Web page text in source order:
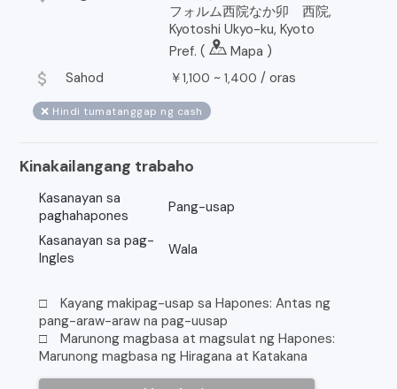
フォルム西院なか卯 西院,
Kyotoshi Ukyo-ku, Kyoto
Pref. (
Mapa )
attach_money Sahod ￥1,100 ~ 1,400 / oras
❌ Hindi tumatanggap ng cash
Kinakailangang trabaho
Kasanayan sa
paghahapones
Pang-usap
Kasanayan sa pag-
Ingles
Wala
□ Kayang makipag-usap sa Hapones: Antas ng
pang-araw-araw na pag-uusap
□ Marunong magbasa at magsulat ng Hapones:
Marunong magbasa ng Hiragana at Katakana